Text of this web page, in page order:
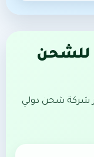
للشحن
شركة شحن دولي